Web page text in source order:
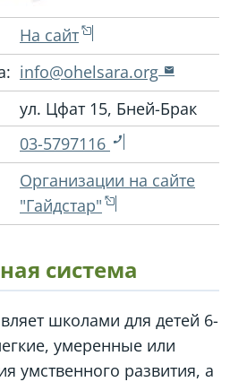
На сайт
info@ohelsara.org
ул. Цфат 15, Бней-Брак
03-5797116
Организации на сайте
"Гайдстар"
система
школами для детей 6-
умеренные или
умственного развития, а